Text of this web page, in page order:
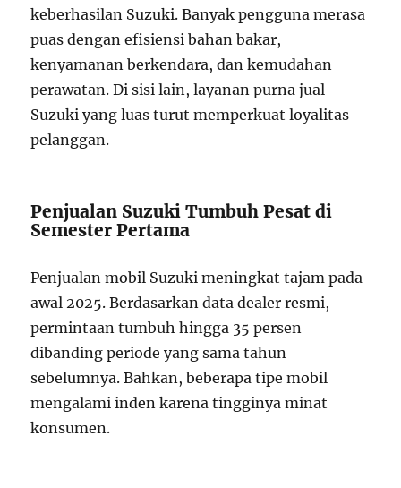
keberhasilan Suzuki. Banyak pengguna merasa
puas dengan efisiensi bahan bakar,
kenyamanan berkendara, dan kemudahan
perawatan. Di sisi lain, layanan purna jual
Suzuki yang luas turut memperkuat loyalitas
pelanggan.
Penjualan Suzuki Tumbuh Pesat di
Semester Pertama
Penjualan mobil Suzuki meningkat tajam pada
awal 2025. Berdasarkan data dealer resmi,
permintaan tumbuh hingga 35 persen
dibanding periode yang sama tahun
sebelumnya. Bahkan, beberapa tipe mobil
mengalami inden karena tingginya minat
konsumen.